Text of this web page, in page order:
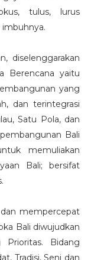
tulus, lurus
imbuhnya.
diselenggarakan
Berencana yaitu
yang
dan terintegrasi
Satu Pola, dan
Bali
memuliakan
Bali; bersifat
mempercepat
Bali diwujudkan
Bidang
Tradisi, Seni dan